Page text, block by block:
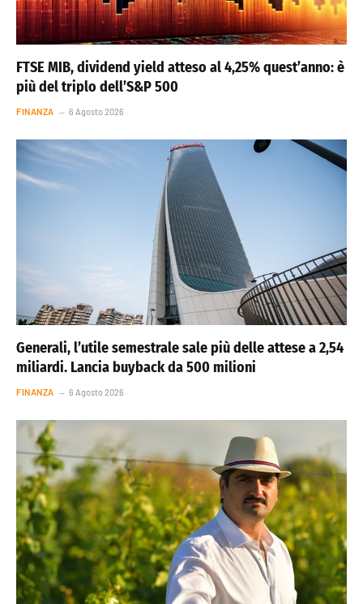
FTSE MIB, dividend yield atteso al 4,25% quest’anno: è
più del triplo dell’S&P 500
FINANZA 6 Agosto 2026
Generali, l’utile semestrale sale più delle attese a 2,54
miliardi. Lancia buyback da 500 milioni
FINANZA 6 Agosto 2026